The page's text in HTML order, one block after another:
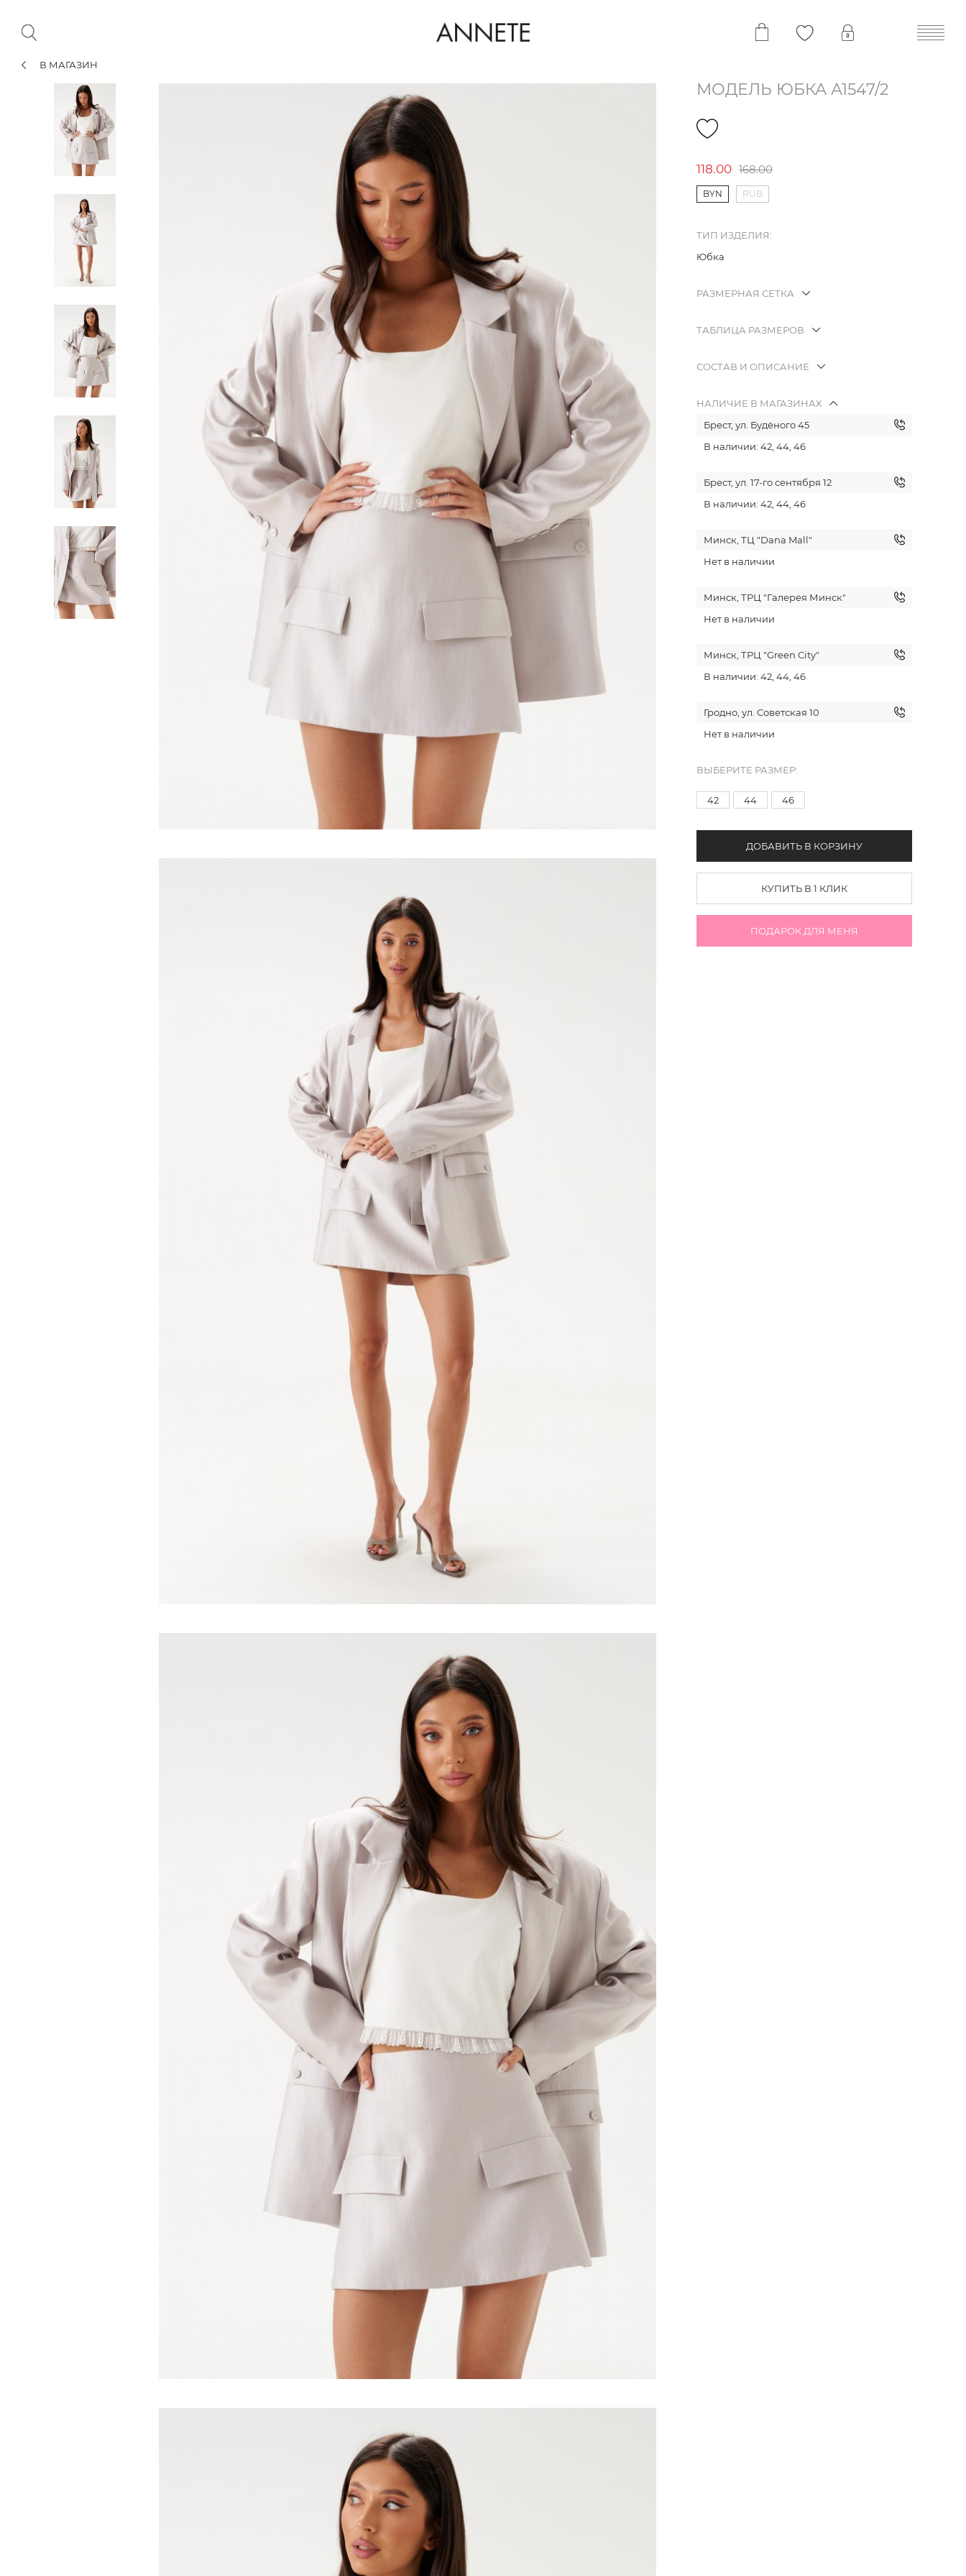
В МАГАЗИН
МОДЕЛЬ ЮБКА А1547/2
118.00 168.00
BYN RUB
ТИП ИЗДЕЛИЯ:
Юбка
РАЗМЕРНАЯ СЕТКА
ТАБЛИЦА РАЗМЕРОВ
СОСТАВ И ОПИСАНИЕ
НАЛИЧИЕ В МАГАЗИНАХ
Брест, ул. Будёного 45
В наличии: 42, 44, 46
Брест, ул. 17-го сентября 12
В наличии: 42, 44, 46
Минск, ТЦ "Dana Mall"
Нет в наличии
Минск, ТРЦ "Галерея Минск"
Нет в наличии
Минск, ТРЦ "Green City"
В наличии: 42, 44, 46
Гродно, ул. Советская 10
Нет в наличии
ВЫБЕРИТЕ РАЗМЕР:
42 44 46
ДОБАВИТЬ В КОРЗИНУ
КУПИТЬ В 1 КЛИК
ПОДАРОК ДЛЯ МЕНЯ